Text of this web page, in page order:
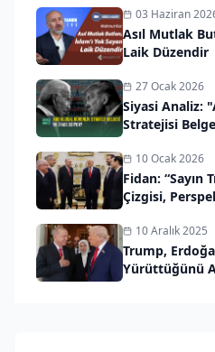
03 Haziran
Asıl Mutlak
Laik Düzendir
27 Ocak 2026
Siyasi Analiz:
Stratejisi
10 Ocak 2026
Fidan: “Sayın
Çizgisi,
10 Aralık 2025
Trump,
Yürüttüğünü